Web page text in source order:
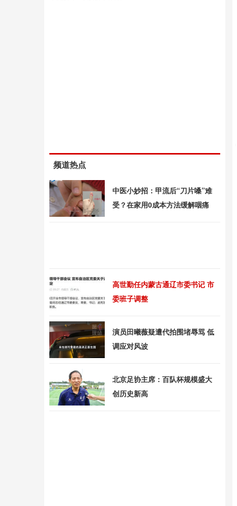
频道热点
中医小妙招：甲流后“刀片嗓”难
受？在家用0成本方法缓解咽痛
高世勤任内蒙古通辽市委书记 市
委班子调整
演员田曦薇疑遭代拍围堵辱骂 低
调应对风波
北京足协主席：百队杯规模盛大
创历史新高